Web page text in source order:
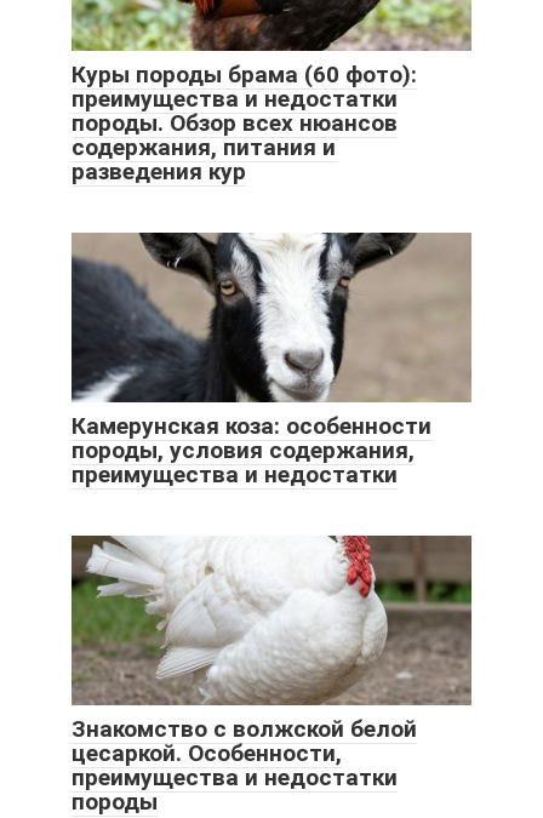
Куры породы брама (60 фото):
преимущества и недостатки
породы. Обзор всех нюансов
содержания, питания и
разведения кур
Камерунская коза: особенности
породы, условия содержания,
преимущества и недостатки
Знакомство с волжской белой
цесаркой. Особенности,
преимущества и недостатки
породы